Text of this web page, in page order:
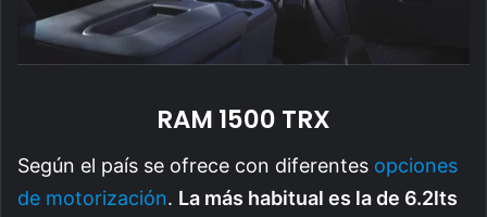
RAM 1500 TRX
Según el país se ofrece con diferentes opciones
de motorización. La más habitual es la de 6.2lts